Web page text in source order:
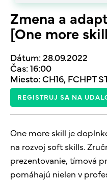
Zmena a
[One more
Dátum: 28.09.2022
Čas: 16:00
Miesto: CH16, FCHPT
REGISTRUJ SA NA
One more skill je
na rozvoj soft skills.
prezentovanie, tímová
pomáhajú nielen v